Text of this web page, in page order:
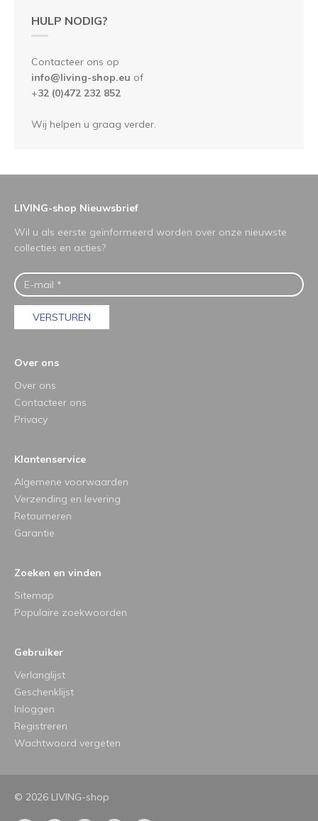
HULP NODIG?
Contacteer ons op
info@living-shop.eu of
+32 (0)472 232 852
Wij helpen u graag verder.
LIVING-shop Nieuwsbrief
Wil u als eerste geïnformeerd worden over onze nieuwste
collecties en acties?
VERSTUREN
Over ons
Over ons
Contacteer ons
Privacy
Klantenservice
Algemene voorwaarden
Verzending en levering
Retourneren
Garantie
Zoeken en vinden
Sitemap
Populaire zoekwoorden
Gebruiker
Verlanglijst
Geschenklijst
Inloggen
Registreren
Wachtwoord vergeten
© 2026 LIVING-shop